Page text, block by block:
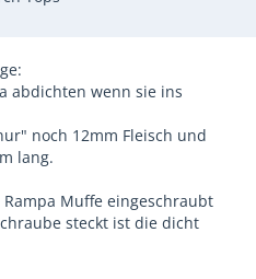
abdichten wenn sie ins
noch 12mm Fleisch und
lang.
Muffe eingeschraubt
steckt ist die dicht